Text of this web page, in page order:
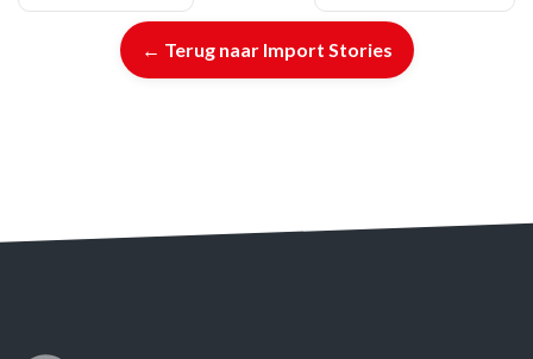
← Terug naar Import Stories